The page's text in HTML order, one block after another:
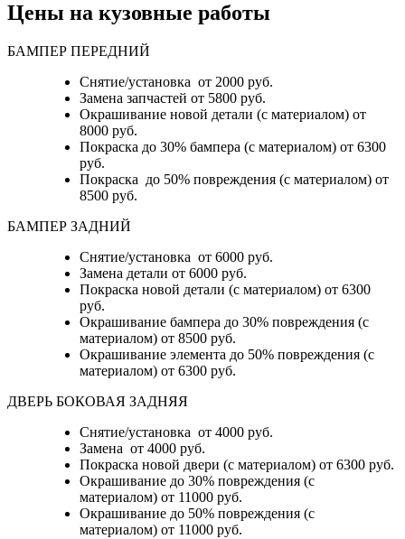
Цены на кузовные работы
БАМПЕР ПЕРЕДНИЙ
Снятие/установка от 2000 руб.
Замена запчастей от 5800 руб.
Окрашивание новой детали (с материалом) от
8000 руб.
Покраска до 30% бампера (с материалом) от 6300
руб.
Покраска до 50% повреждения (с материалом) от
8500 руб.
БАМПЕР ЗАДНИЙ
Снятие/установка от 6000 руб.
Замена детали от 6000 руб.
Покраска новой детали (с материалом) от 6300
руб.
Окрашивание бампера до 30% повреждения (с
материалом) от 8500 руб.
Окрашивание элемента до 50% повреждения (с
материалом) от 6300 руб.
ДВЕРЬ БОКОВАЯ ЗАДНЯЯ
Снятие/установка от 4000 руб.
Замена от 4000 руб.
Покраска новой двери (с материалом) от 6300 руб.
Окрашивание до 30% повреждения (с
материалом) от 11000 руб.
Окрашивание до 50% повреждения (с
материалом) от 11000 руб.